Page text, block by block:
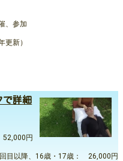
、参加
新）
詳細
円
目以降、16歳・17歳： 26,000円